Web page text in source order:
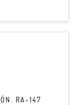
RA-147